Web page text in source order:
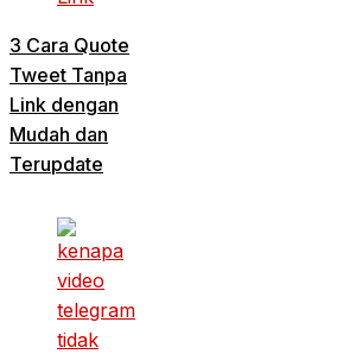
3 Cara Quote
Tweet Tanpa
Link dengan
Mudah dan
Terupdate